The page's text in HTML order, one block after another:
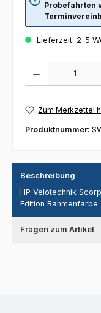
Probefahrten
Lieferzeit: 2-5
Zum Merkzettel
Produktnummer:
Beschreibung
HP Velotechnik
Edition
Fragen zum Artikel